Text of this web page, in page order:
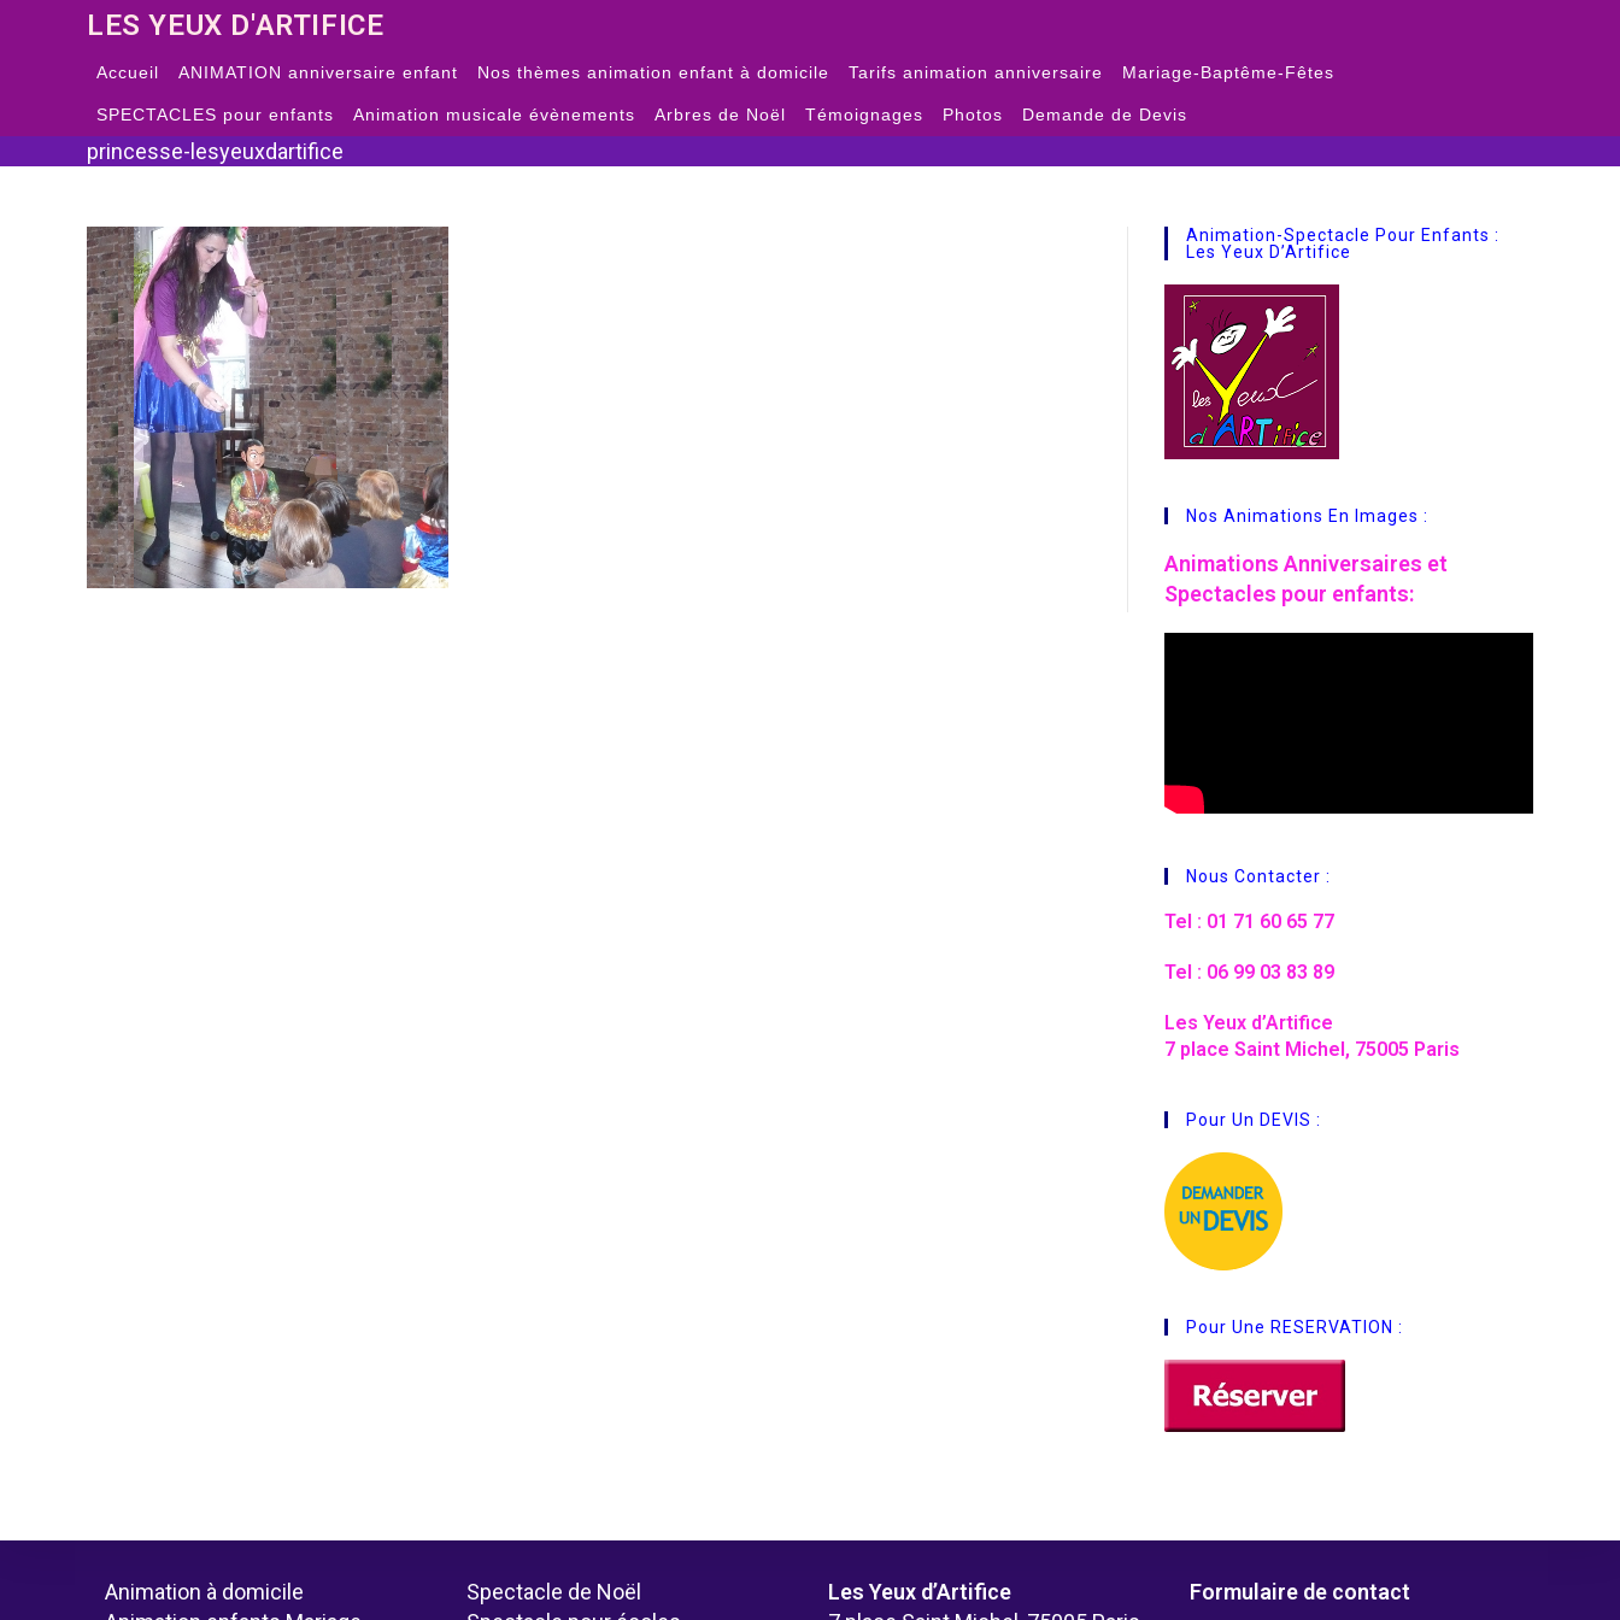
LES YEUX D'ARTIFICE
Accueil ANIMATION anniversaire enfant Nos thèmes animation enfant à domicile Tarifs animation anniversaire Mariage-Baptême-Fêtes
SPECTACLES pour enfants Animation musicale évènements Arbres de Noël Témoignages Photos Demande de Devis
princesse-lesyeuxdartifice
Animation-Spectacle Pour Enfants :
Les Yeux D’Artifice
Nos Animations En Images :
Animations Anniversaires et
Spectacles pour enfants:
Nous Contacter :
Tel : 01 71 60 65 77
Tel : 06 99 03 83 89
Les Yeux d’Artifice
7 place Saint Michel, 75005 Paris
Pour Un DEVIS :
Pour Une RESERVATION :
Animation à domicile
Spectacle de Noël
Les Yeux d’Artifice
Formulaire de contact